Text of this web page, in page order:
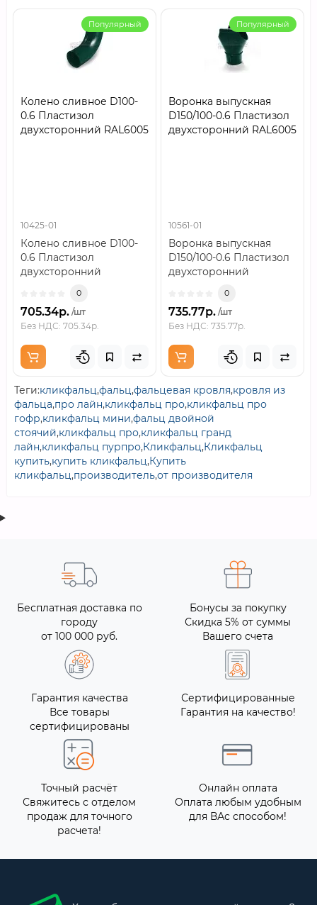
Популярный
Колено сливное D100-
0.6 Пластизол
двухсторонний RAL6005
10425-01
Колено сливное D100-
0.6 Пластизол
двухсторонний
0
705.34р. /шт
Без НДС: 705.34р.
Популярный
Воронка выпускная
D150/100-0.6 Пластизол
двухсторонний RAL6005
10561-01
Воронка выпускная
D150/100-0.6 Пластизол
двухсторонний
0
735.77р. /шт
Без НДС: 735.77р.
Теги:кликфальц,фальц,фальцевая кровля,кровля из
фальца,про лайн,кликфальц про,кликфальц про
гофр,кликфальц мини,фальц двойной
стоячий,кликфальц про,кликфальц гранд
лайн,кликфальц пурпро,Кликфальц,Кликфальц
купить,купить кликфальц,Купить
кликфальц,производитель,от производителя
Бесплатная доставка по
городу
от 100 000 руб.
Бонусы за покупку
Скидка 5% от суммы
Вашего счета
Гарантия качества
Все товары
сертифицированы
Сертифицированные
Гарантия на качество!
Точный расчёт
Свяжитесь с отделом
продаж для точного
расчета!
Онлайн оплата
Оплата любым удобным
для ВАс способом!